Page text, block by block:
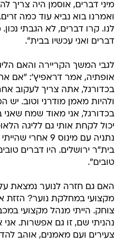
מיני דברים, אוסמן היה צריך
ואמרנו בוא נביא עוד כמה
לנו. קרו דברים, לא הגבתי
דברים ואני עכשיו בבית".
לגבי המשך הקריירה והאם
אופתיה, אמר דראפיץ': "אם
בכדורגל, אתה צריך לעקוב
ולהיות מאמן מודרני וטוב. יש
בכדורגל, אני מאוד שמח שאני
יכול לקחת אותי גם לליגה
נתניה עם מינוס 9
בית"ר ירושלים. היו דברים
טובים".
האם גם חזרה לנוער נמצאת
מקצועי במחלקת נוער? הזזת
צוחק. הייתי מנהל מקצועי
נהניתי שם, זו גם אפשרות.
צעירים ועם מאמנים, אוהב